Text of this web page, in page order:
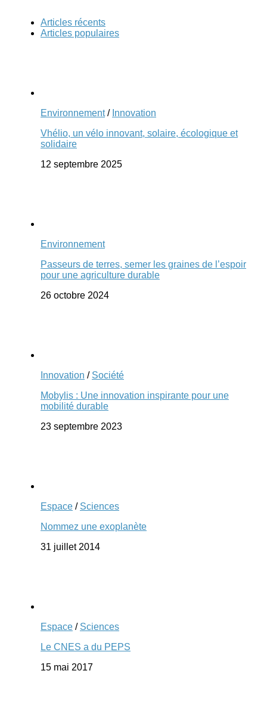
Articles récents
Articles populaires
Environnement/ Innovation
Vhélio, un vélo innovant, solaire, écologique et
solidaire
12 septembre 2025
Environnement
Passeurs de terres, semer les graines de l’espoir
pour une agriculture durable
26 octobre 2024
Innovation / Société
Mobylis : Une innovation inspirante pour une
mobilité durable
23 septembre 2023
Espace / Sciences
Nommez une exoplanète
31 juillet 2014
Espace / Sciences
Le CNES a du PEPS
15 mai 2017